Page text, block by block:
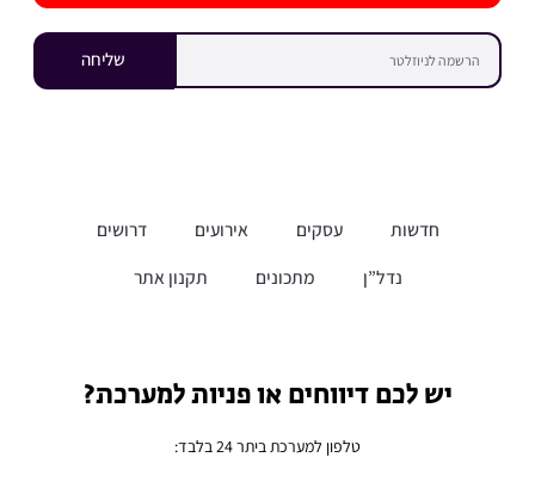
שליחה
חדשות עסקים אירועים
דרושים
נדל”ן
מתכונים תקנון אתר
יש לכם דיווחים או פניות למערכת?
טלפון למערכת ביתר 24 בלבד: